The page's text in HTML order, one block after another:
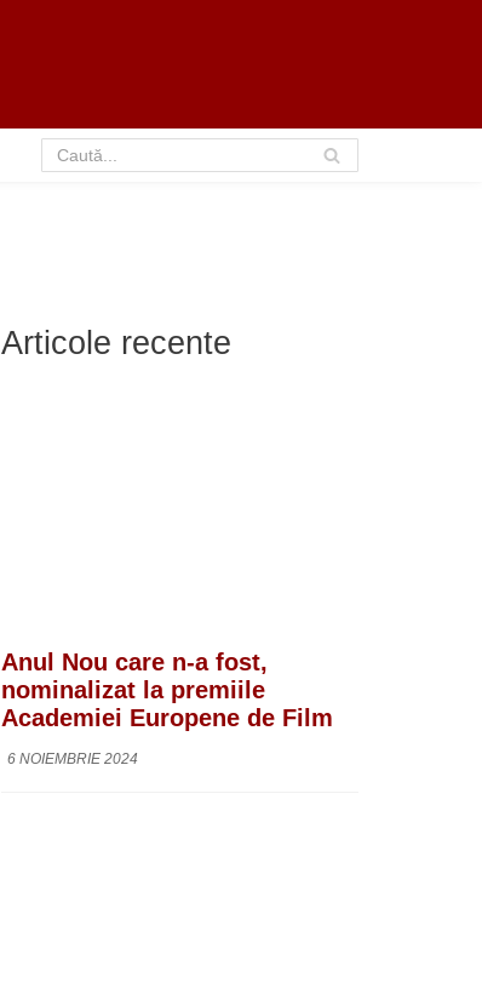
Articole recente
Anul Nou care n-a fost,
nominalizat la premiile
Academiei Europene de Film
6 NOIEMBRIE 2024